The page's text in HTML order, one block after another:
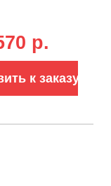
p.
к заказу